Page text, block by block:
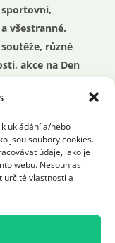
ukládání a/nebo
jsou soubory cookies.
údaje, jako je
webu. Nesouhlas
určité vlastnosti a
všestranné.
různé
akce na Den
tábory a
a mládež.